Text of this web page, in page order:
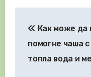
Как може да
помогне чаша с
топла вода и